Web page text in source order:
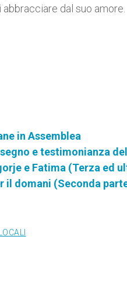
dal suo amore.
in Assemblea
e testimonianza
e Fatima (Terza ed
il domani (Seconda